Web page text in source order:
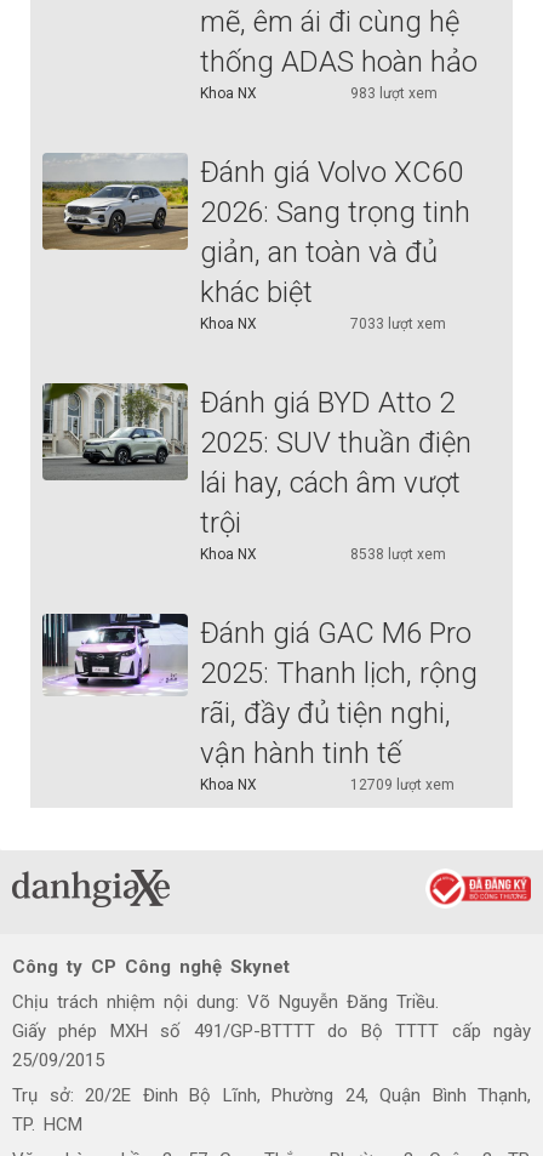
mẽ, êm ái đi cùng hệ
thống ADAS hoàn hảo
Khoa NX 983 lượt xem
Đánh giá Volvo XC60
2026: Sang trọng tinh
giản, an toàn và đủ
khác biệt
Khoa NX 7033 lượt xem
Đánh giá BYD Atto 2
2025: SUV thuần điện
lái hay, cách âm vượt
trội
Khoa NX 8538 lượt xem
Đánh giá GAC M6 Pro
2025: Thanh lịch, rộng
rãi, đầy đủ tiện nghi,
vận hành tinh tế
Khoa NX 12709 lượt xem
Công ty CP Công nghệ Skynet
Chịu trách nhiệm nội dung: Võ Nguyễn Đăng Triều.
Giấy phép MXH số 491/GP-BTTTT do Bộ TTTT cấp ngày
25/09/2015
Trụ sở: 20/2E Đinh Bộ Lĩnh, Phường 24, Quận Bình Thạnh,
TP. HCM